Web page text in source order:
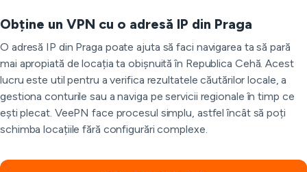
Obține un VPN cu o adresă IP din Praga
O adresă IP din Praga poate ajuta să faci navigarea ta să pară
mai apropiată de locația ta obișnuită în Republica Cehă. Acest
lucru este util pentru a verifica rezultatele căutărilor locale, a
gestiona conturile sau a naviga pe servicii regionale în timp ce
ești plecat. VeePN face procesul simplu, astfel încât să poți
schimba locațiile fără configurări complexe.